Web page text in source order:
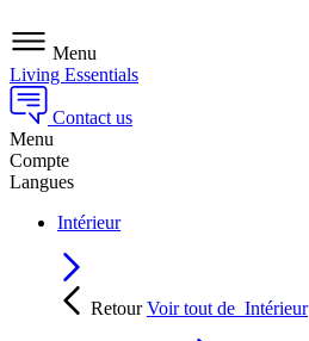
Menu
Living Essentials
Contact us
Menu
Compte
Langues
Intérieur
RetourVoir tout de Intérieur